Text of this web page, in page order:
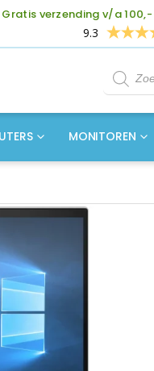
Gratis verzending v/a 100,-
9.3
Producten
zoeken
MONITOREN